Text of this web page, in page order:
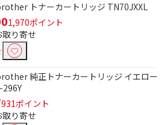
トナーカートリッジ TN70JXXL
1,970ポイント
り寄せ
純正トナーカートリッジ イエロー
931ポイント
り寄せ